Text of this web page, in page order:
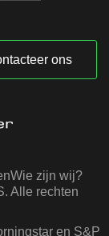
ons
Wie zijn wij?
Alle rechten
en S&P